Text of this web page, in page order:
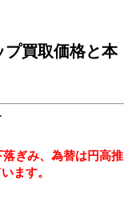
買取価格と本
ぎみ、為替は円高推
ます。